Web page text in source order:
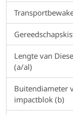
Lengte van
(a/al)
Buitendiameter
impactblok (b)